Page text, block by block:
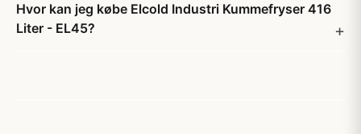
Hvor kan jeg købe Elcold Industri Kummefryser 416
Liter - EL45?